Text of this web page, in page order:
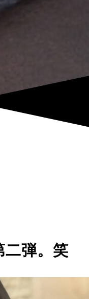
二弾。笑